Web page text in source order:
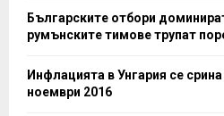
Българските отбори
румънските тимове трупат
Инфлацията в Унгария се
ноември 2016